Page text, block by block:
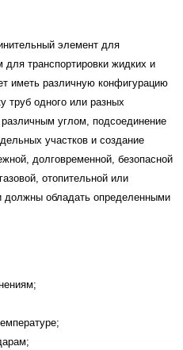
элемент для
для транспортировки жидких и
иметь различную конфигурацию
труб одного или разных
углом, подсоединение
участков и создание
долговременной, безопасной
отопительной или
должны обладать определенными